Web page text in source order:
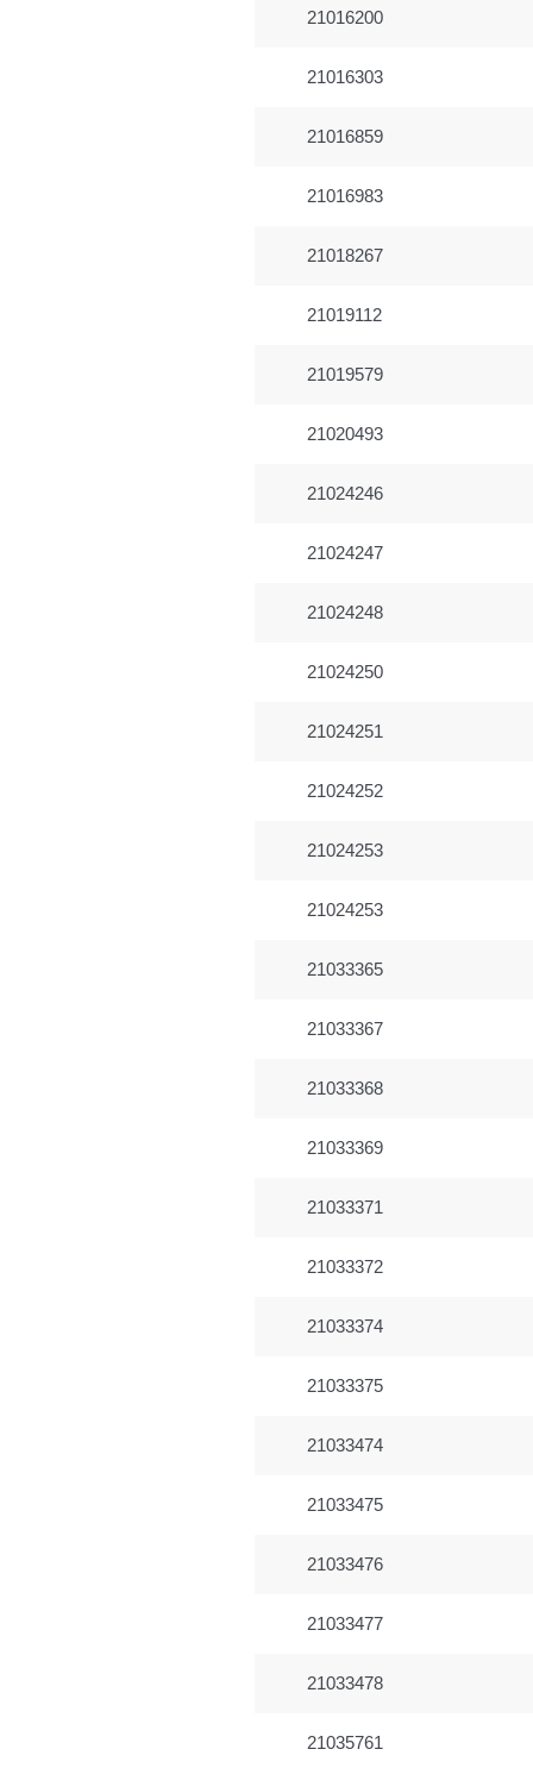
21016200
21016303
21016859
21016983
21018267
21019112
21019579
21020493
21024246
21024247
21024248
21024250
21024251
21024252
21024253
21024253
21033365
21033367
21033368
21033369
21033371
21033372
21033374
21033375
21033474
21033475
21033476
21033477
21033478
21035761